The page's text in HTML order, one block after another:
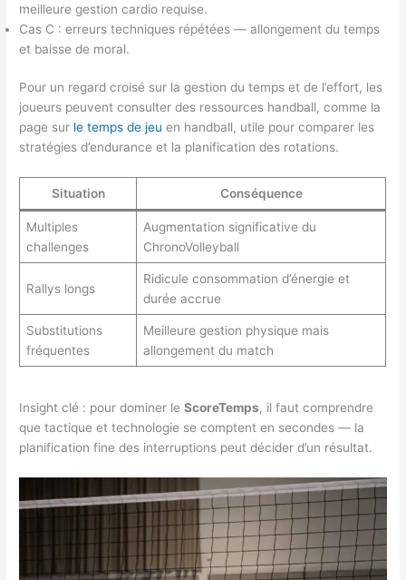
meilleure gestion cardio requise.
Cas C : erreurs techniques répétées — allongement du temps
et baisse de moral.
Pour un regard croisé sur la gestion du temps et de l’effort, les
joueurs peuvent consulter des ressources handball, comme la
page sur le temps de jeu en handball, utile pour comparer les
stratégies d’endurance et la planification des rotations.
Situation Conséquence
Multiples
challenges
Augmentation significative du
ChronoVolleyball
Rallys longs
Ridicule consommation d’énergie et
durée accrue
Substitutions
fréquentes
Meilleure gestion physique mais
allongement du match
Insight clé : pour dominer leScoreTemps, il faut comprendre
que tactique et technologie se comptent en secondes — la
planification fine des interruptions peut décider d’un résultat.